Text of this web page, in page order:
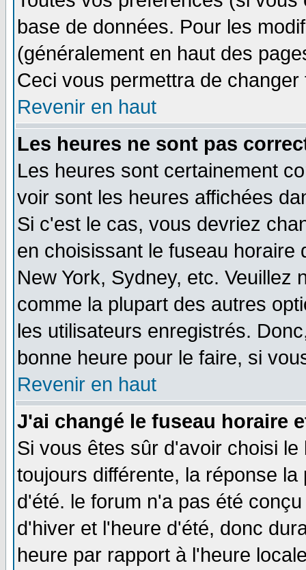
base de données. Pour les
(généralement en haut des
Ceci vous permettra de
Revenir en haut
Les heures ne sont pas
Les heures sont certainement
voir sont les heures affichées
Si c'est le cas, vous devriez
en choisissant le fuseau
New York, Sydney, etc. Veuillez
comme la plupart des autres
les utilisateurs enregistrés.
bonne heure pour le faire, si
Revenir en haut
J'ai changé le fuseau horaire
Si vous êtes sûr d'avoir choisi
toujours différente, la réponse
d'été. le forum n'a pas été
d'hiver et l'heure d'été, donc
heure par rapport à l'heure